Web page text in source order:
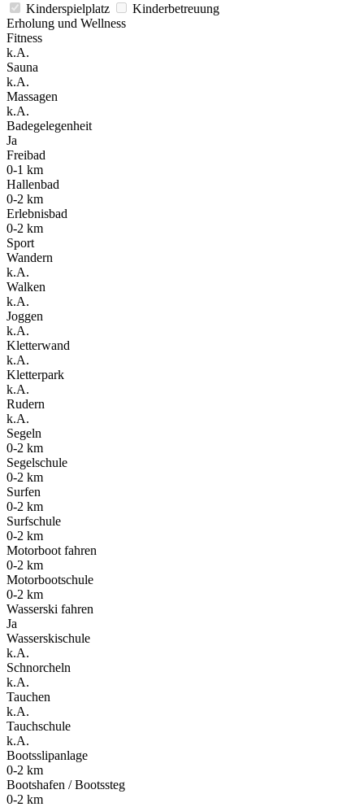
Kinderspielplatz
Kinderbetreuung
Erholung und Wellness
Fitness
k.A.
Sauna
k.A.
Massagen
k.A.
Badegelegenheit
Ja
Freibad
0-1 km
Hallenbad
0-2 km
Erlebnisbad
0-2 km
Sport
Wandern
k.A.
Walken
k.A.
Joggen
k.A.
Kletterwand
k.A.
Kletterpark
k.A.
Rudern
k.A.
Segeln
0-2 km
Segelschule
0-2 km
Surfen
0-2 km
Surfschule
0-2 km
Motorboot fahren
0-2 km
Motorbootschule
0-2 km
Wasserski fahren
Ja
Wasserskischule
k.A.
Schnorcheln
k.A.
Tauchen
k.A.
Tauchschule
k.A.
Bootsslipanlage
0-2 km
Bootshafen / Bootssteg
0-2 km